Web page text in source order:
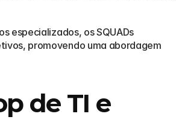
especializados, os SQUADs
promovendo uma abordagem
de TI e